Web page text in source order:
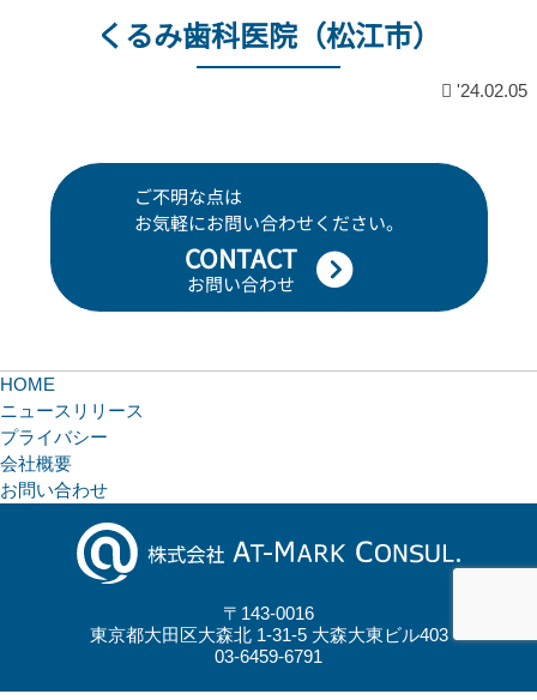
くるみ歯科医院（松江市）
'24.02.05
ご不明な点は
お気軽にお問い合わせください。
CONTACT
お問い合わせ
HOME
ニュースリリース
プライバシー
会社概要
お問い合わせ
〒143-0016
東京都大田区大森北 1-31-5 大森大東ビル403
03-6459-6791